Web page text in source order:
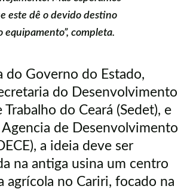
este dê o devido destino
equipamento”, completa.
do Governo do Estado,
do Desenvolvimento
Trabalho do Ceará (Sedet), e
Agencia de Desenvolvimento
a ideia deve ser
na antiga usina um centro
agrícola no Cariri, focado na